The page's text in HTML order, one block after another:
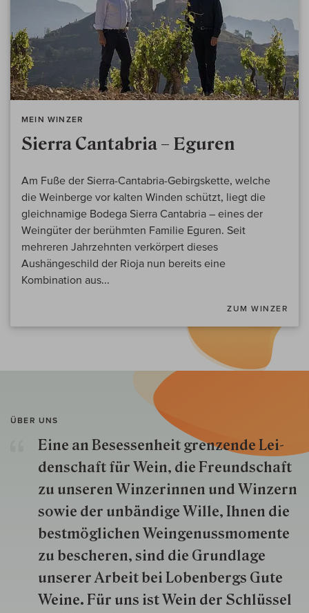
MEIN WINZER
Sierra Cantabria – Eguren
Am Fuße der Sierra-Cantabria-Gebirgskette, welche
die Weinberge vor kalten Winden schützt, liegt die
gleichnamige Bodega Sierra Cantabria – eines der
Weingüter der berühmten Familie Eguren. Seit
mehreren Jahrzehnten verkörpert dieses
Aushängeschild der Rioja nun bereits eine
Kombination aus...
ZUM WINZER
ÜBER UNS
Eine an Besessenheit gren­zende Lei­
den­schaft für Wein, die Freund­schaft
zu unseren Win­zer­innen und Win­zern
so­wie der un­bän­dige Wille, Ihnen die
best­mög­lich­en Wein­genuss­momente
zu besche­ren, sind die Grund­lage
unserer Arbeit bei Lobenbergs Gute
Weine. Für uns ist Wein der Schlüs­sel